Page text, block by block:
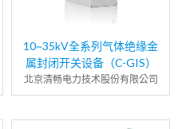
10~35kV全系列气体绝缘金
属封闭开关设备（C-GIS）
北京清畅电力技术股份有限公司